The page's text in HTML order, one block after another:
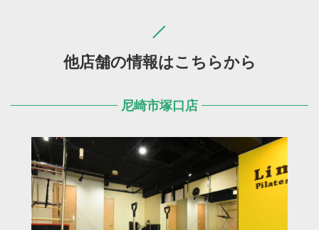
他店舗の情報はこちらから
尼崎市塚口店